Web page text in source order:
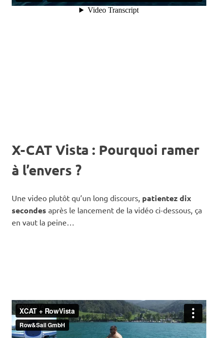
X-CAT Vista : Pourquoi ramer
à l’envers ?
Une video plutôt qu’un long discours, patientez dix
secondes après le lancement de la vidéo ci-dessous, ça
en vaut la peine…